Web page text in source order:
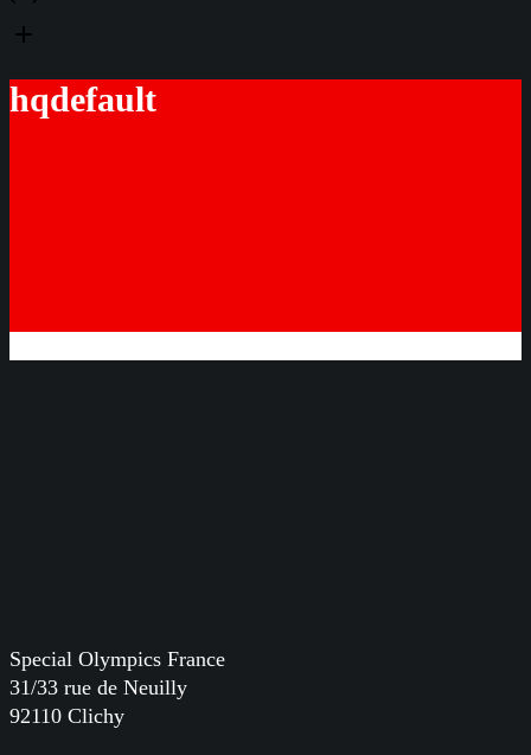
hqdefault
Special Olympics France
31/33 rue de Neuilly
92110 Clichy